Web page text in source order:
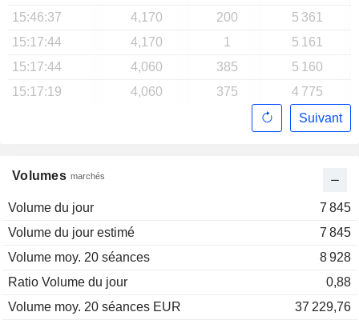
Volumes marchés
Volume du jour
7 845
Volume du jour estimé
7 845
Volume moy. 20 séances
8 928
Ratio Volume du jour
0,88
Volume moy. 20 séances EUR
37 229,76
15:46:37
4,170 200
5 361
15:17:44
4,170 1
5 161
15:17:44
4,060 385
5 160
15:17:19
4,060 375
4 775
Suivant